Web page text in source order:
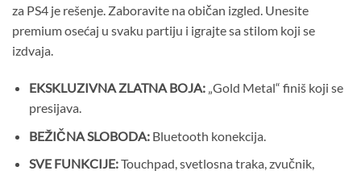
za PS4 je rešenje. Zaboravite na običan izgled. Unesite
premium osećaj u svaku partiju i igrajte sa stilom koji se
izdvaja.
EKSKLUZIVNA ZLATNA BOJA:„Gold Metal“ finiš koji se
presijava.
BEŽIČNA SLOBODA:Bluetooth konekcija.
SVE FUNKCIJE:Touchpad, svetlosna traka, zvučnik,